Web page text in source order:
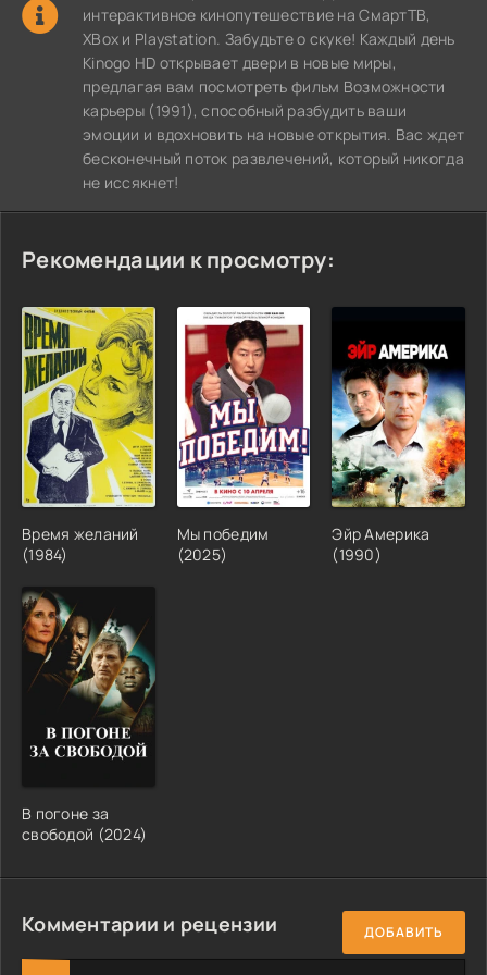
интерактивное кинопутешествие на СмартТВ,
XBox и Playstation. Забудьте о скуке! Каждый день
Kinogo HD открывает двери в новые миры,
предлагая вам посмотреть фильм Возможности
карьеры (1991), способный разбудить ваши
эмоции и вдохновить на новые открытия. Вас ждет
бесконечный поток развлечений, который никогда
не иссякнет!
Рекомендации к просмотру:
Время желаний
(1984)
Мы победим
(2025)
Эйр Америка
(1990)
В погоне за
свободой (2024)
Комментарии и рецензии ДОБАВИТЬ